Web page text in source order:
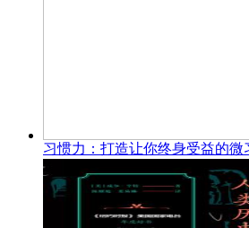
习惯力：打造让你终身受益的微